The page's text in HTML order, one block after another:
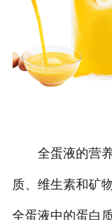
全蛋液的营养
质、维生素和矿
全蛋液中的蛋白